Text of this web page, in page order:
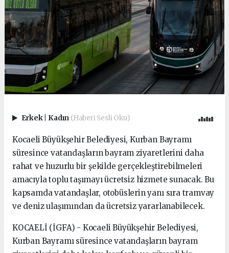
Erkek Kadın (Haberi Sesli Oku)
Kocaeli Büyükşehir Belediyesi, Kurban Bayramı
süresince vatandaşların bayram ziyaretlerini daha
rahat ve huzurlu bir şekilde gerçekleştirebilmeleri
amacıyla toplu taşımayı ücretsiz hizmete sunacak. Bu
kapsamda vatandaşlar, otobüslerin yanı sıra tramvay
ve deniz ulaşımından da ücretsiz yararlanabilecek.
KOCAELİ (İGFA) - Kocaeli Büyükşehir Belediyesi,
Kurban Bayramı süresince vatandaşların bayram